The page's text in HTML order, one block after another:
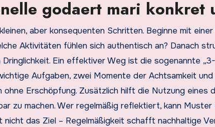
godaert mari konkret
aber konsequenten Schritten. Beginne mit
Aktivitäten fühlen sich authentisch an? Danach
Dringlichkeit. Ein effektiver Weg ist die sogenannte
Aufgaben, zwei Momente der Achtsamkeit
Erschöpfung. Zusätzlich hilft die Nutzung eines
zu machen. Wer regelmäßig reflektiert, kann Muster
das Ziel – Regelmäßigkeit schafft nachhaltige